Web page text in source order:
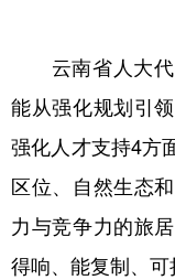
云南省人大代
能从强化规划引
强化人才支持4方
区位、自然生态
力与竞争力的旅
得响、能复制、可